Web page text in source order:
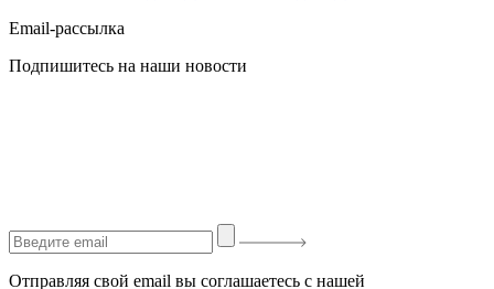
Email-рассылка
Подпишитесь на наши новости
Отправляя свой email вы соглашаетесь с нашей